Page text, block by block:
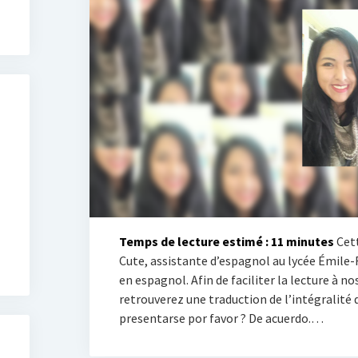
Temps de lecture estimé : 11 minutes
Cute, assistante d’espagnol au lycée
en espagnol. Afin de faciliter la lecture à
retrouverez une traduction de l’intégralité
presentarse por favor ? De acuerdo.…